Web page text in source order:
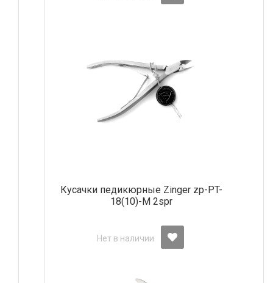
Кусачки педикюрные Zinger zp-PT-
18(10)-M 2spr
Нет в наличии